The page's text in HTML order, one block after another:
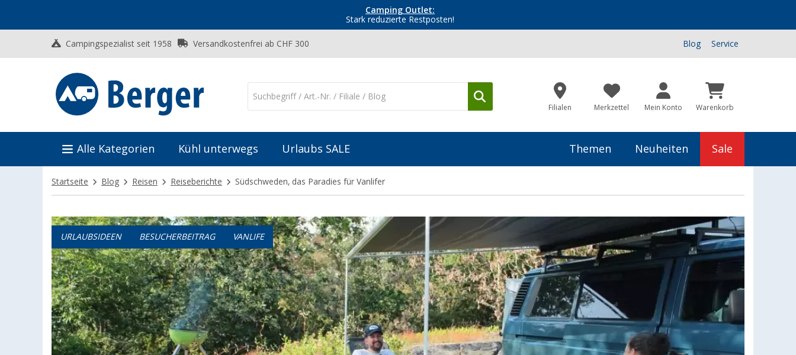
Camping Outlet:
Stark reduzierte Restposten!
Campingspezialist seit 1958 Versandkostenfrei ab CHF 300 Blog Service
Filialen Merkzettel Mein Konto Warenkorb
Alle Kategorien Kühl unterwegs Urlaubs SALE Themen Neuheiten Sale
Startseite Blog Reisen Reiseberichte Südschweden, das Paradies für Vanlifer
URLAUBSIDEEN BESUCHERBEITRAG VANLIFE